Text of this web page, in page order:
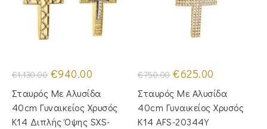
€1,130.00 Original
price
was:
€1,130.00.
€940.00
τιμή
είναι:
€940.00.
Σταυρός Με Αλυσίδα
40cm Γυναικείος Χρυσός
Κ14 Διπλής Όψης SXS-
€750.00 Original
price
was:
€750.00.
€625.00
τιμή
είναι:
€625.00.
Σταυρός Με Αλυσίδα
40cm Γυναικείος Χρυσός
Κ14 AFS-20344Y